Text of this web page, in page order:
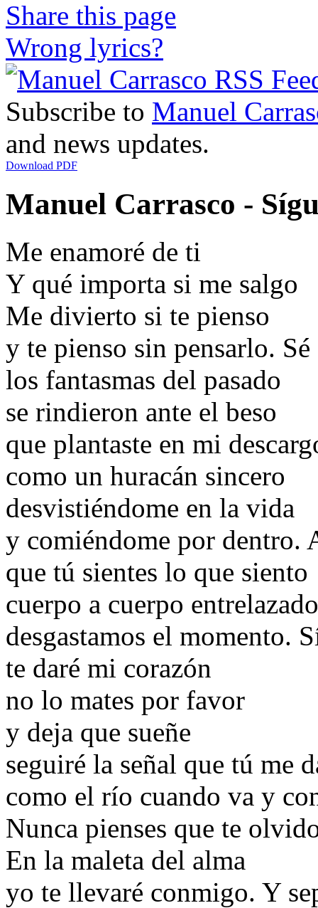
Share this page
Wrong lyrics?
Subscribe to Manuel
and news updates.
Download PDF
Manuel Carrasco -
Me enamoré de ti
Y qué importa si me salgo
Me divierto si te pienso
y te pienso sin pensarlo.
los fantasmas del pasado
se rindieron ante el beso
que plantaste en mi
como un huracán sincero
desvistiéndome en la vida
y comiéndome por dentro.
que tú sientes lo que siento
cuerpo a cuerpo
desgastamos el momento.
te daré mi corazón
no lo mates por favor
y deja que sueñe
seguiré la señal que tú me
como el río cuando va y
Nunca pienses que te
En la maleta del alma
yo te llevaré conmigo. Y